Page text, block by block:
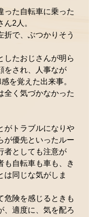
った自転車に乗った
ん2人。
折で、ぶつかりそう
したおじさんが明ら
をされ、人事なが
を覚えた出来事。
全く気づかなかった
がトラブルになりや
が優先といったルー
者としても注意が
も自転車も車も、き
は同じな気がしま
危険を感じるときも
、適度に、気を配ろ